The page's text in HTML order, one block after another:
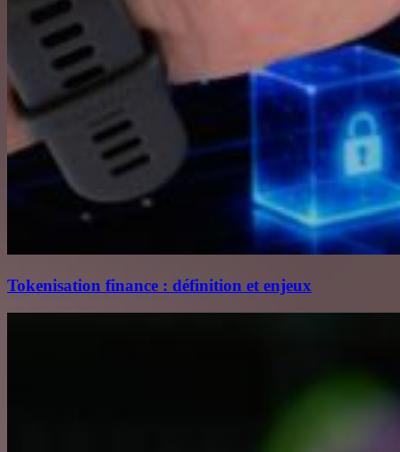
Tokenisation finance : définition et enjeux